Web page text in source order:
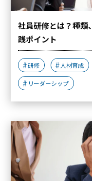
社員研修とは？種類
践ポイント
研修 人材育成
リーダーシップ